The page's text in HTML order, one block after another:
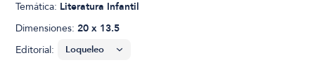
Temática: Literatura Infantil
Dimensiones:20 x 13.5
Editorial: